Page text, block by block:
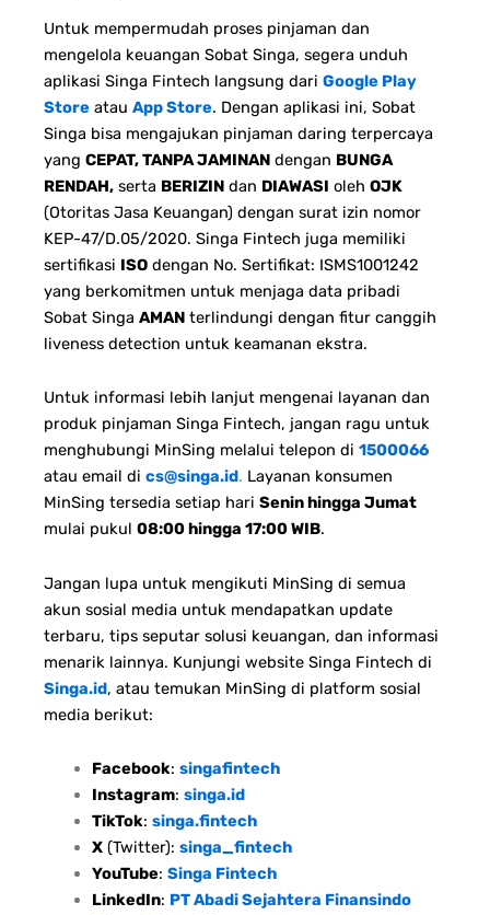
Untuk mempermudah proses pinjaman dan
mengelola keuangan Sobat Singa, segera unduh
aplikasi Singa Fintech langsung dari Google Play
Store atau App Store. Dengan aplikasi ini, Sobat
Singa bisa mengajukan pinjaman daring terpercaya
yang CEPAT, TANPA JAMINAN dengan BUNGA
RENDAH, serta BERIZIN dan DIAWASI oleh OJK
(Otoritas Jasa Keuangan) dengan surat izin nomor
KEP-47/D.05/2020. Singa Fintech juga memiliki
sertifikasi ISO dengan No. Sertifikat: ISMS1001242
yang berkomitmen untuk menjaga data pribadi
Sobat Singa AMAN terlindungi dengan fitur canggih
liveness detection untuk keamanan ekstra.
Untuk informasi lebih lanjut mengenai layanan dan
produk pinjaman Singa Fintech, jangan ragu untuk
menghubungi MinSing melalui telepon di 1500066
atau email di cs@singa.id. Layanan konsumen
MinSing tersedia setiap hari Senin hingga Jumat
mulai pukul 08:00 hingga 17:00 WIB.
Jangan lupa untuk mengikuti MinSing di semua
akun sosial media untuk mendapatkan update
terbaru, tips seputar solusi keuangan, dan informasi
menarik lainnya. Kunjungi website Singa Fintech di
Singa.id, atau temukan MinSing di platform sosial
media berikut:
Facebook: singafintech
Instagram: singa.id
TikTok: singa.fintech
X(Twitter): singa_fintech
YouTube: Singa Fintech
LinkedIn: PT Abadi Sejahtera Finansindo